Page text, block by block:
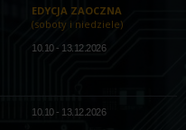
EDYCJA ZAOCZNA
(soboty i niedziele)
10.10 - 13.12.2026
10.10 - 13.12.2026